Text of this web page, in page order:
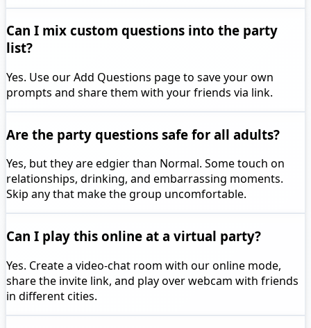
Can I mix custom questions into the party
list?
Yes. Use our Add Questions page to save your own
prompts and share them with your friends via link.
Are the party questions safe for all adults?
Yes, but they are edgier than Normal. Some touch on
relationships, drinking, and embarrassing moments.
Skip any that make the group uncomfortable.
Can I play this online at a virtual party?
Yes. Create a video-chat room with our online mode,
share the invite link, and play over webcam with friends
in different cities.